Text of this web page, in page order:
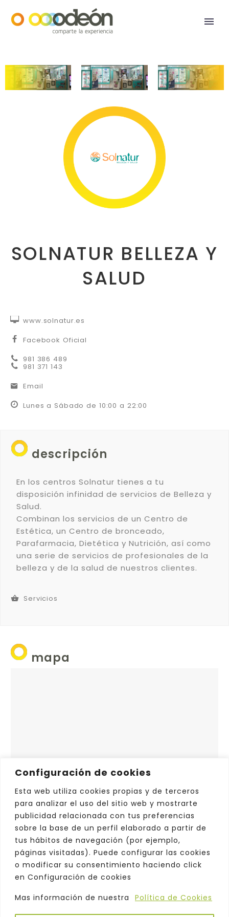
Configuración de cookies
Esta web utiliza cookies propias y de terceros
para analizar el uso del sitio web y mostrarte
publicidad relacionada con tus preferencias
sobre la base de un perfil elaborado a partir de
tus hábitos de navegación (por ejemplo,
páginas visitadas). Puede configurar las cookies
o modificar su consentimiento haciendo click
en Configuración de cookies
Mas información de nuestra
Política de Cookies
SOLNATUR BELLEZA Y
SALUD

 www.solnatur.es

 Facebook Oficial

 981 386 489

 981 371 143

 Email

 Lunes a Sábado de 10:00 a 22:00
descripción
En los centros Solnatur tienes a tu
disposición infinidad de servicios de Belleza y
Salud.
Combinan los servicios de un Centro de
Estética, un Centro de bronceado,
Parafarmacia, Dietética y Nutrición, así como
una serie de servicios de profesionales de la
belleza y de la salud de nuestros clientes.

 Servicios
mapa